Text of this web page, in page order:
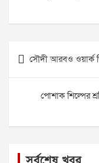
Post
navigation
সৌদী আরবও ওয়ার্ক
পোশাক শিল্পের